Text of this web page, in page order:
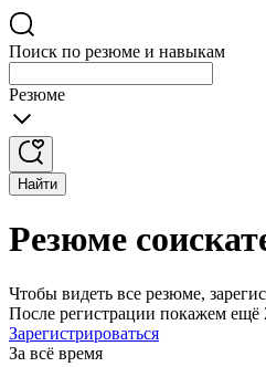
Поиск по резюме и навыкам
Резюме
Найти
Резюме
Чтобы видеть все резюме,
После регистрации покажем ещё
Зарегистрироваться
За всё время